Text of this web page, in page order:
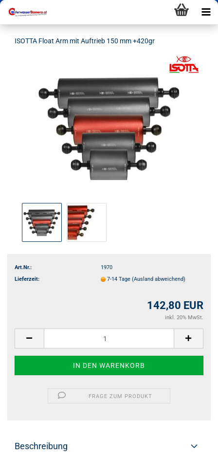
ISOTTA Float Arm mit Auftrieb 150 mm +420gr
Art.Nr.:
1970
Lieferzeit:
7-14 Tage (Ausland abweichend)
142,80 EUR
inkl. 20% MwSt.
FRAGE ZUM PRODUKT
Beschreibung